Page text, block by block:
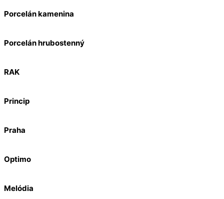
Porcelán kamenina
Porcelán hrubostenný
RAK
Princip
Praha
Optimo
Melódia